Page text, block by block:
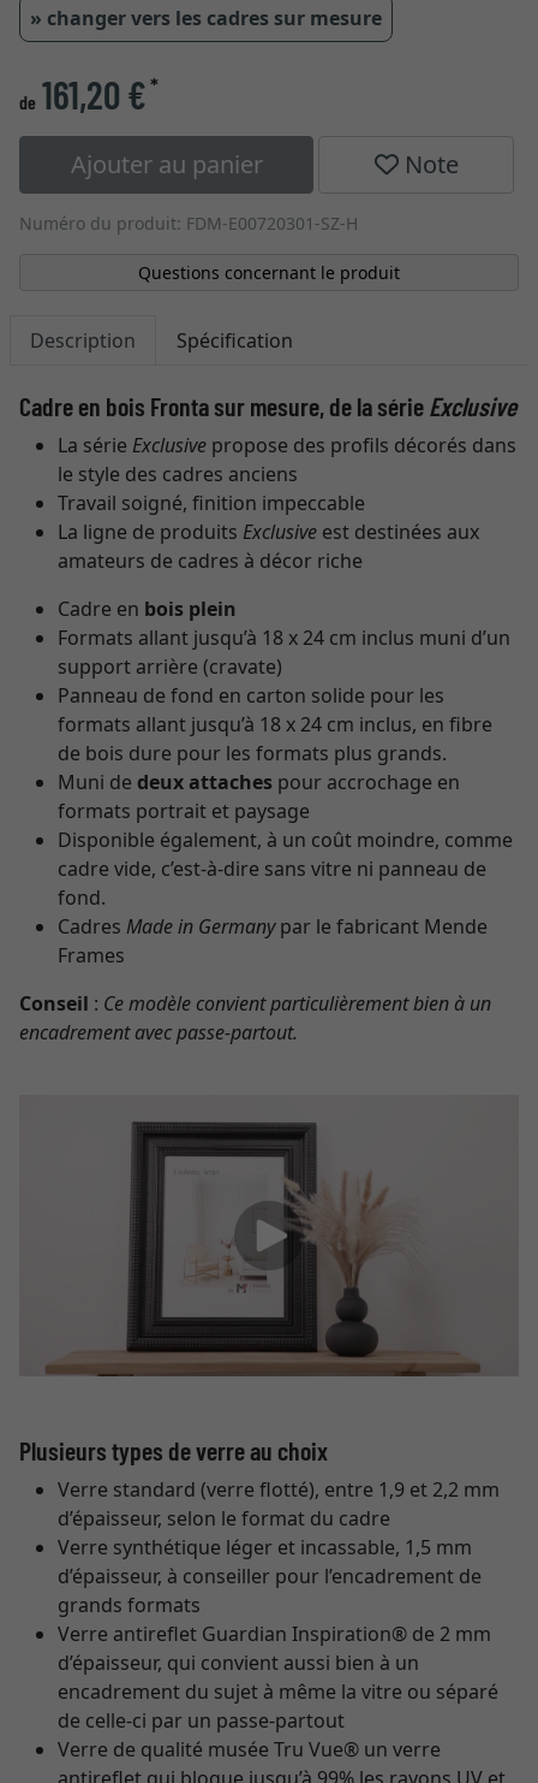
» changer vers les cadres sur mesure
de 161,20 €*
Ajouter au panier Note
Numéro du produit: FDM-E00720301-SZ-H
Questions concernant le produit
Description Spécification
Cadre en bois Fronta sur mesure, de la série Exclusive
La série Exclusive propose des profils décorés dans
le style des cadres anciens
Travail soigné, finition impeccable
La ligne de produits Exclusive est destinées aux
amateurs de cadres à décor riche
Cadre en bois plein
Formats allant jusqu’à 18 x 24 cm inclus muni d’un
support arrière (cravate)
Panneau de fond en carton solide pour les
formats allant jusqu’à 18 x 24 cm inclus, en fibre
de bois dure pour les formats plus grands.
Muni de deux attaches pour accrochage en
formats portrait et paysage
Disponible également, à un coût moindre, comme
cadre vide, c’est-à-dire sans vitre ni panneau de
fond.
Cadres Made in Germanypar le fabricant Mende
Frames
Conseil : Ce modèle convient particulièrement bien à un
encadrement avec passe-partout.
Plusieurs types de verre au choix
Verre standard (verre flotté), entre 1,9 et 2,2 mm
d’épaisseur, selon le format du cadre
Verre synthétique léger et incassable, 1,5 mm
d’épaisseur, à conseiller pour l’encadrement de
grands formats
Verre antireflet Guardian Inspiration® de 2 mm
d’épaisseur, qui convient aussi bien à un
encadrement du sujet à même la vitre ou séparé
de celle-ci par un passe-partout
Verre de qualité musée Tru Vue® un verre